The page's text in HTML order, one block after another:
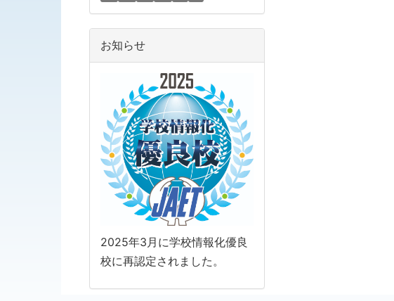
お知らせ
2025年3月に学校情報化優良
校に再認定されました。